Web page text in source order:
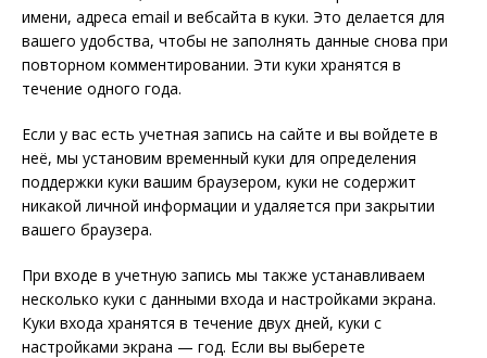
имени, адреса email и вебсайта в куки. Это делается для
вашего удобства, чтобы не заполнять данные снова при
повторном комментировании. Эти куки хранятся в
течение одного года.
Если у вас есть учетная запись на сайте и вы войдете в
неё, мы установим временный куки для определения
поддержки куки вашим браузером, куки не содержит
никакой личной информации и удаляется при закрытии
вашего браузера.
При входе в учетную запись мы также устанавливаем
несколько куки с данными входа и настройками экрана.
Куки входа хранятся в течение двух дней, куки с
настройками экрана — год. Если вы выберете